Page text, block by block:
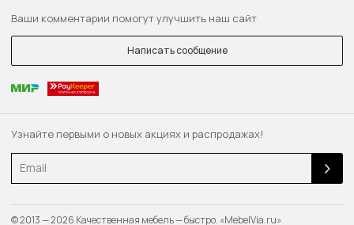
Узнайте первыми о новых акциях и распродажах!
Ваши комментарии помогут улучшить наш сайт
Написать сообщение
© 2013 — 2026 Качественная мебель — быстро. «MebelVia.ru»